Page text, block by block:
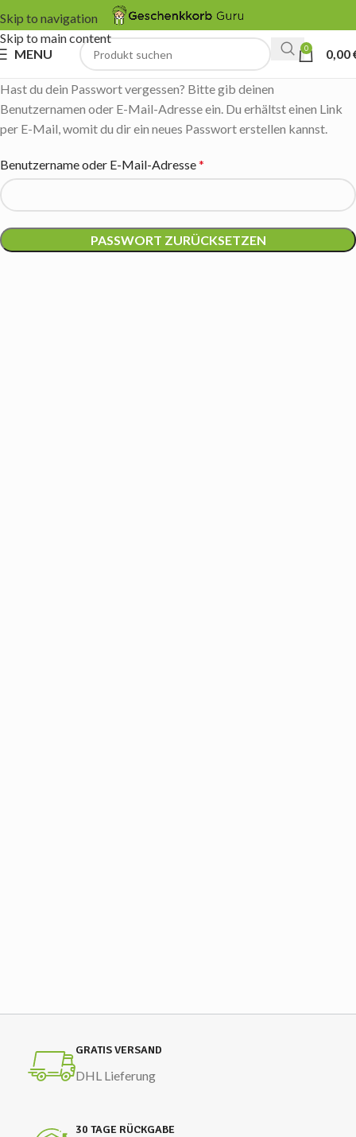
Skip to navigation
Skip to main content
MENU
0 0,00
Hast du dein Passwort vergessen? Bitte gib deinen
Benutzernamen oder E-Mail-Adresse ein. Du erhältst einen Link
per E-Mail, womit du dir ein neues Passwort erstellen kannst.
Benutzername oder E-Mail-Adresse*
PASSWORT ZURÜCKSETZEN
GRATIS VERSAND
DHL Lieferung
30 TAGE RÜCKGABE